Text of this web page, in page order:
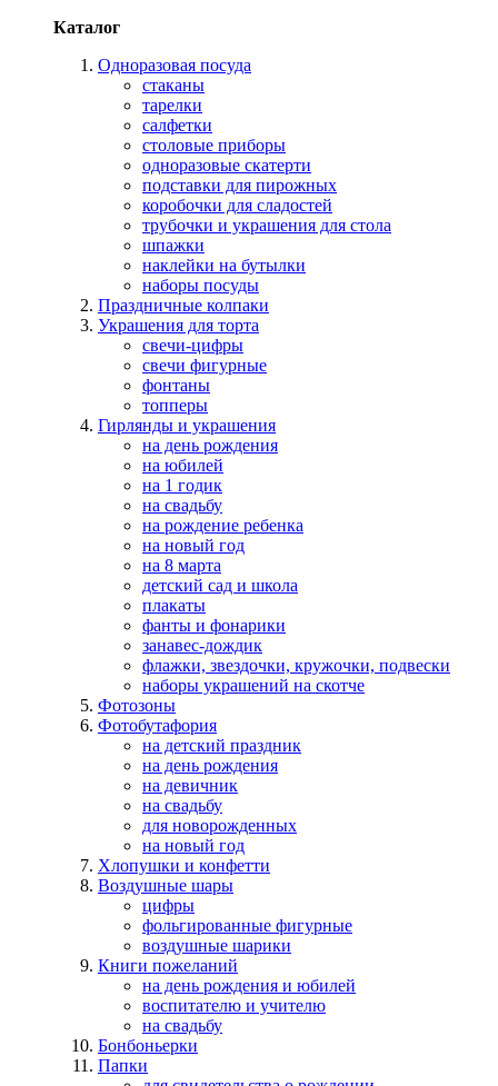
Каталог
Одноразовая посуда
стаканы
тарелки
салфетки
столовые приборы
одноразовые скатерти
подставки для пирожных
коробочки для сладостей
трубочки и украшения для стола
шпажки
наклейки на бутылки
наборы посуды
Праздничные колпаки
Украшения для торта
свечи-цифры
свечи фигурные
фонтаны
топперы
Гирлянды и украшения
на день рождения
на юбилей
на 1 годик
на свадьбу
на рождение ребенка
на новый год
на 8 марта
детский сад и школа
плакаты
фанты и фонарики
занавес-дождик
флажки, звездочки, кружочки, подвески
наборы украшений на скотче
Фотозоны
Фотобутафория
на детский праздник
на день рождения
на девичник
на свадьбу
для новорожденных
на новый год
Хлопушки и конфетти
Воздушные шары
цифры
фольгированные фигурные
воздушные шарики
Книги пожеланий
на день рождения и юбилей
воспитателю и учителю
на свадьбу
Бонбоньерки
Папки